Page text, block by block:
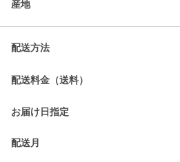
産地
配送方法
配送料金（送料）
お届け日指定
配送月